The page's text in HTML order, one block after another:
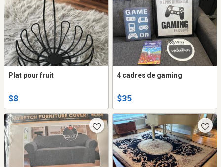
Plat pour fruit
$8
4 cadres de gaming
$35